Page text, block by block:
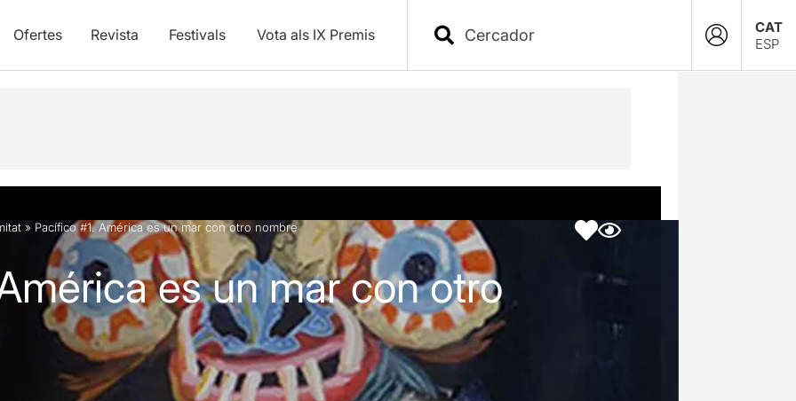
Ofertes Revista Festivals Vota als IX Premis
CAT
ESP
» Pacífico #1. América es un mar con otro nombre
es un mar con otro